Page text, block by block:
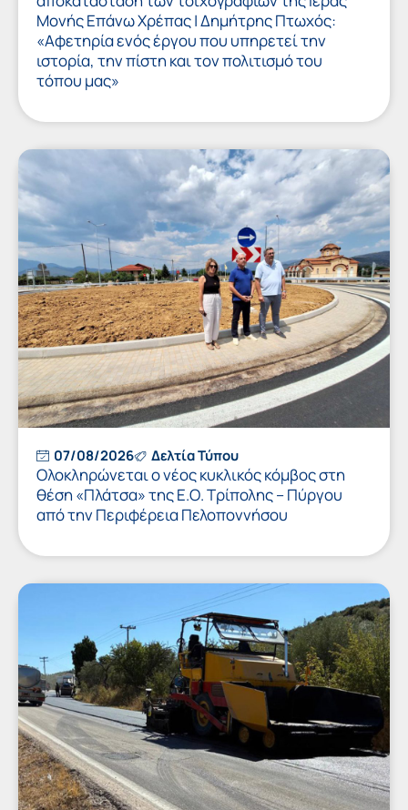
Μονής Επάνω Χρέπας | Δημήτρης Πτωχός:
«Αφετηρία ενός έργου που υπηρετεί την
ιστορία, την πίστη και τον πολιτισμό του
τόπου μας»
07/08/2026 Δελτία Τύπου
Ολοκληρώνεται ο νέος κυκλικός κόμβος στη
θέση «Πλάτσα» της Ε.Ο. Τρίπολης – Πύργου
από την Περιφέρεια Πελοποννήσου